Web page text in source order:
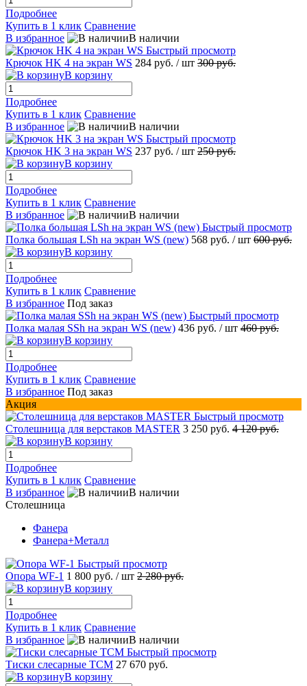
Подробнее
Купить в 1 клик Сравнение
В избранное
В наличии
Быстрый просмотр
Крючок HK 4 на экран WS 284 руб. / шт 300 руб.
В корзину
Подробнее
Купить в 1 клик Сравнение
В избранное
В наличии
Быстрый просмотр
Крючок HK 3 на экран WS 237 руб. / шт 250 руб.
В корзину
Подробнее
Купить в 1 клик Сравнение
В избранное
В наличии
Быстрый просмотр
Полка большая LSh на экран WS (new) 568 руб. / шт 600 руб.
В корзину
Подробнее
Купить в 1 клик Сравнение
В избранное Под заказ
Быстрый просмотр
Полка малая SSh на экран WS (new) 436 руб. / шт 460 руб.
В корзину
Подробнее
Купить в 1 клик Сравнение
В избранное Под заказ
Акция
Быстрый просмотр
Столешница для верстаков MASTER 3 250 руб. 4 120 руб.
В корзину
Подробнее
Купить в 1 клик Сравнение
В избранное
В наличии
Столешница
Фанера
Фанера+Металл
Быстрый просмотр
Опора WF-1 1 800 руб. / шт 2 280 руб.
В корзину
Подробнее
Купить в 1 клик Сравнение
В избранное
В наличии
Быстрый просмотр
Тиски слесарные ТСМ 27 670 руб.
В корзину